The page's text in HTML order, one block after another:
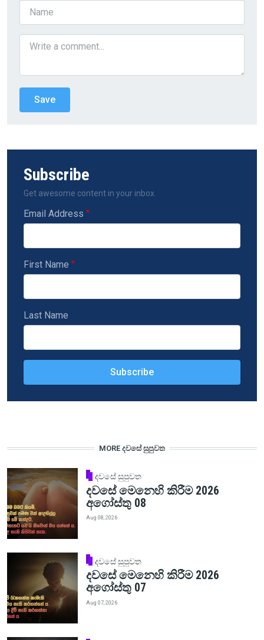
Subscribe
Get awesome content in your inbox.
Email Address
First Name
Last Name
MORE දවසේ සුපුවත
දවසේ සුපුවත
දවසේ මෙනෙහි කිරීම 2026
අගෝස්තු 08
Aug 08, 2026
දවසේ සුපුවත
දවසේ මෙනෙහි කිරීම 2026
අගෝස්තු 07
Aug 07, 2026